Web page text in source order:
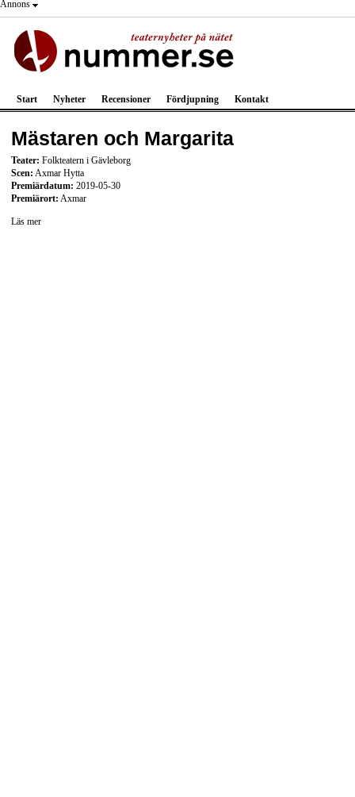
Annons
Start Nyheter Recensioner Fördjupning Kontakt
Mästaren och Margarita
Teater: Folkteatern i Gävleborg
Scen: Axmar Hytta
Premiärdatum: 2019-05-30
Premiärort: Axmar
Läs mer